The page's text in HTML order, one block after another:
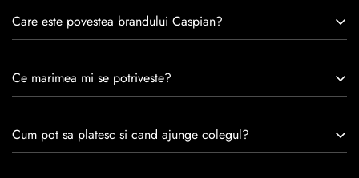
Care este povestea brandului Caspian?
experiență de peste 30 de ani în industria modei, Caspian se
satisfacția clienților.Fiecare pereche de încălțăminte Caspian
este creată cu mândrie de meșteri pricepuți, care aduc la
Ce marimea mi se potriveste?
Cum pot sa platesc si cand ajunge colegul?